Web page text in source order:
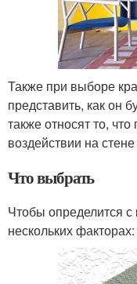
Также при выборе
представить, как он
также относят то,
воздействии на
Что выбрать
Чтобы определится с
нескольких факторах: